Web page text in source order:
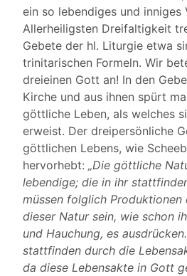
ein so lebendiges und inniges
Allerheiligsten Dreifaltigkeit
Gebete der hl. Liturgie etwa
trinitarischen Formeln. Wir
dreieinen Gott an! In den
Kirche und aus ihnen spürt
göttliche Leben, als welches
erweist. Der dreipersönliche
göttlichen Lebens, wie
hervorhebt: „Die göttliche
lebendige; die in ihr
müssen folglich
dieser Natur sein, wie schon
und Hauchung, es
stattfinden durch die
da diese Lebensakte in Gott